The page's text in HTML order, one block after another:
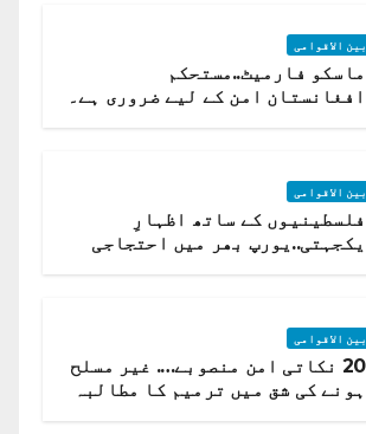
بین الاقوامی
ماسکو فارمیٹ..مستحکم
افغانستان امن کے لیے ضروری ہے۔
بین الاقوامی
فلسطینیوں کے ساتھ اظہارِ
یکجہتی..یورپ بھر میں احتجاجی
بین الاقوامی
20 نکاتی امن منصوبے…. غیر مسلح
ہونے کی شق میں ترمیم کا مطالبہ